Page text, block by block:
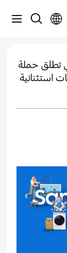
تطلق حملة